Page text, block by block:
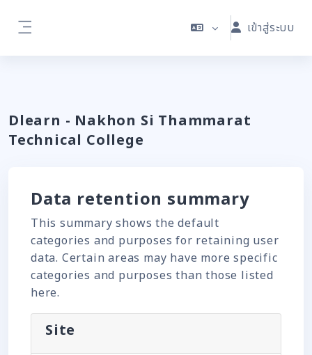
เข้าสู่ระบบ
Dlearn - Nakhon Si Thammarat
Technical College
Data retention summary
This summary shows the default
categories and purposes for retaining user
data. Certain areas may have more specific
categories and purposes than those listed
here.
Site